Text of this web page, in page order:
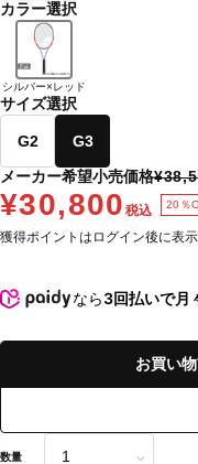
カラー選択
シルバー×レッド
サイズ選択
G2
G3
メーカー希望小売価格
¥30,800 税込 20％
獲得ポイントはログイン後に表示
なら3回払いで月
お買い
数量